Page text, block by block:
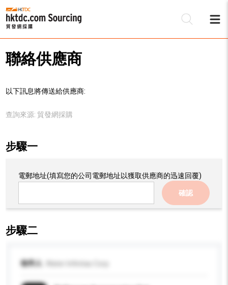
聯絡供應商
以下訊息將傳送給供應商:
查詢來源: 貿發網採購
步驟一
電郵地址(填寫您的公司電郵地址以獲取供應商的迅速回覆)
確認
步驟二
收件人